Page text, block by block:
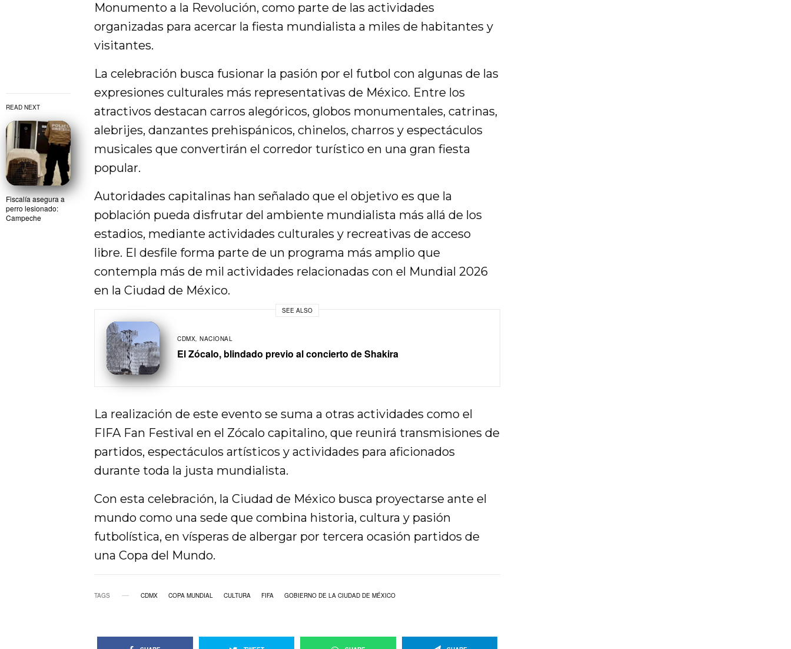
READ NEXT
Fiscalía asegura a
perro lesionado:
Campeche
Monumento a la Revolución, como parte de las actividades
organizadas para acercar la fiesta mundialista a miles de habitantes y
visitantes.
La celebración busca fusionar la pasión por el futbol con algunas de las
expresiones culturales más representativas de México. Entre los
atractivos destacan carros alegóricos, globos monumentales, catrinas,
alebrijes, danzantes prehispánicos, chinelos, charros y espectáculos
musicales que convertirán el corredor turístico en una gran fiesta
popular.
Autoridades capitalinas han señalado que el objetivo es que la
población pueda disfrutar del ambiente mundialista más allá de los
estadios, mediante actividades culturales y recreativas de acceso
libre. El desfile forma parte de un programa más amplio que
contempla más de mil actividades relacionadas con el Mundial 2026
en la Ciudad de México.
SEE ALSO
CDMX, NACIONAL
El Zócalo, blindado previo al concierto de Shakira
La realización de este evento se suma a otras actividades como el
FIFA Fan Festival en el Zócalo capitalino, que reunirá transmisiones de
partidos, espectáculos artísticos y actividades para aficionados
durante toda la justa mundialista.
Con esta celebración, la Ciudad de México busca proyectarse ante el
mundo como una sede que combina historia, cultura y pasión
futbolística, en vísperas de albergar por tercera ocasión partidos de
una Copa del Mundo.
TAGS CDMX COPA MUNDIAL CULTURA FIFA GOBIERNO DE LA CIUDAD DE MÉXICO